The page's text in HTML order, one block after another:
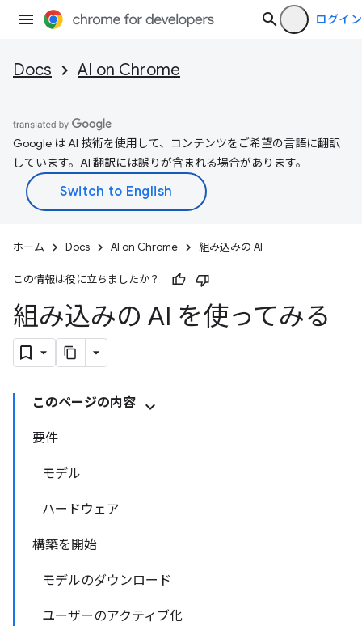
ログイン
Docs AI on Chrome
Google は AI 技術を使用して、コンテンツをご希望の言語に翻訳
しています。AI 翻訳には誤りが含まれる場合があります。
ホーム Docs AI on Chrome 組み込みの AI
この情報は役に立ちましたか？
組み込みの AI を使ってみる
このページの内容
要件
モデル
ハードウェア
構築を開始
モデルのダウンロード
ユーザーのアクティブ化